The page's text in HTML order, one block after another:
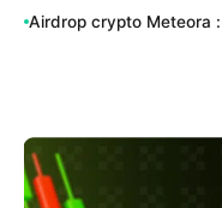
Airdrop crypto Meteora